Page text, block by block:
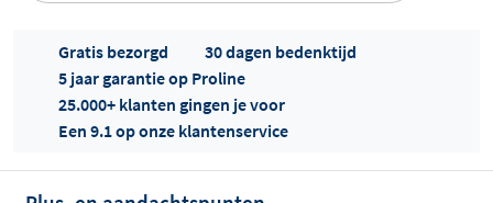
Offertes
Gratis bezorgd
30 dagen bedenktijd
5 jaar garantie op Proline
25.000+ klanten gingen je voor
Een 9.1 op onze klantenservice